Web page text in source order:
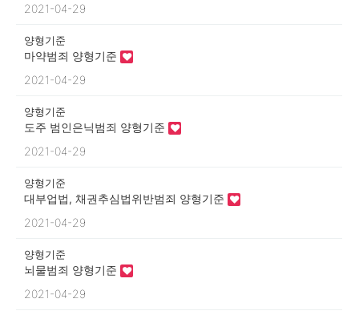
2021-04-29
양형기준
마약범죄 양형기준
2021-04-29
양형기준
도주 범인은닉범죄 양형기준
2021-04-29
양형기준
대부업법, 채권추심법위반범죄 양형기준
2021-04-29
양형기준
뇌물범죄 양형기준
2021-04-29